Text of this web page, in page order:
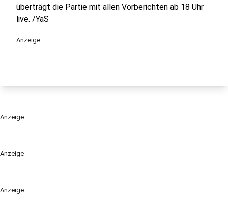
Anzeige
Anzeige
überträgt die Partie mit allen Vorberichten ab 18 Uhr
live. /YaS
Anzeige
Anzeige